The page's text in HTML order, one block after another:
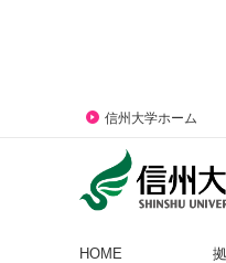
信州大学ホーム
HOME